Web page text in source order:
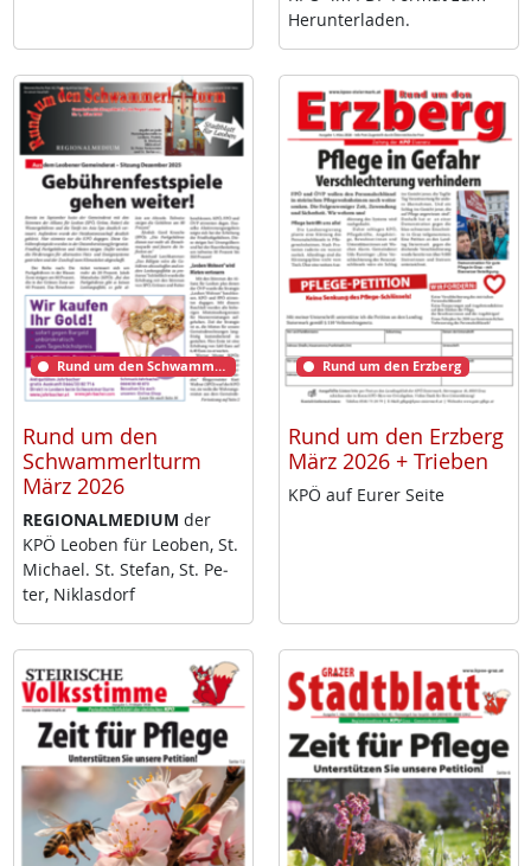
Her­un­ter­la­den.
Rund um den Schwammerlturm
Rund um den
Schwammerlturm
März 2026
RE­GIO­NAL­ME­DI­UM der
KPÖ Leo­ben für Leo­ben, St.
Mi­cha­el. St. Ste­fan, St. Pe­
ter, Niklas­dorf
Rund um den Erzberg
Rund um den Erzberg
März 2026 + Trieben
KPÖ auf Eu­rer Sei­te